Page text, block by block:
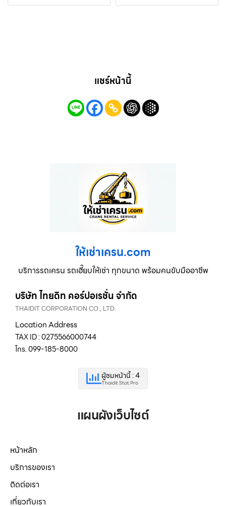
แชร์หน้านี้
ให้เช่าเครน.com
บริการรถเครน รถเฮี๊ยบให้เช่า ทุกขนาด พร้อมคนขับมืออาชีพ
บริษัท ไทยดิท คอร์ปอเรชั่น จำกัด
THAIDIT CORPORATION CO., LTD.
Location Address
TAX ID : 0275566000744
โทร. 099-185-8000
ผู้ชมหน้านี้ : 4
Thaidit Stat Pro
แผนผังเว็บไซต์
หน้าหลัก
บริการของเรา
ติดต่อเรา
เกี่ยวกับเรา